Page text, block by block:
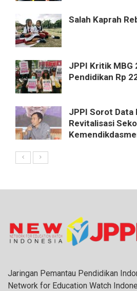
Salah Kaprah
JPPI Kritik MBG
Pendidikan Rp
JPPI Sorot Data
Revitalisasi
Jaringan Pemantau Pendidikan
Network for Education Watch